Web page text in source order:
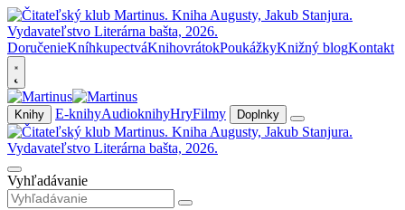
DoručenieKníhkupectváKnihovrátokPoukážkyKnižný blogKontakt
Knihy E-knihyAudioknihyHryFilmy Doplnky
Vyhľadávanie